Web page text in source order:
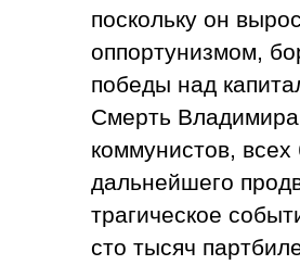
поскольку он
оппортунизмом,
победы над
Смерть
коммунистов,
дальнейшего
трагическое
сто тысяч